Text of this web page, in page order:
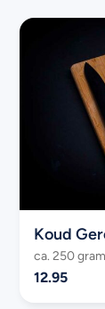
Koud
ca. 250 gram
12.95